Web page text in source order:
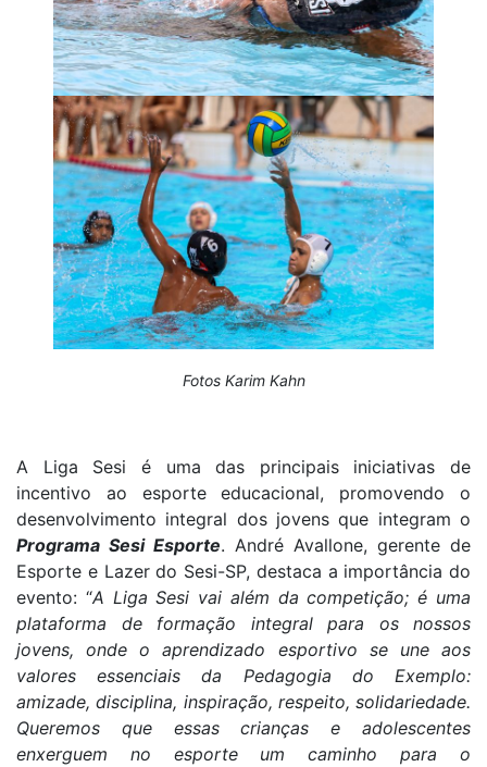
Fotos Karim Kahn
A Liga Sesi é uma das principais iniciativas de
incentivo ao esporte educacional, promovendo o
desenvolvimento integral dos jovens que integram o
Programa Sesi Esporte. André Avallone, gerente de
Esporte e Lazer do Sesi-SP, destaca a importância do
evento: “A Liga Sesi vai além da competição; é uma
plataforma de formação integral para os nossos
jovens, onde o aprendizado esportivo se une aos
valores essenciais da Pedagogia do Exemplo:
amizade, disciplina, inspiração, respeito, solidariedade.
Queremos que essas crianças e adolescentes
enxerguem no esporte um caminho para o